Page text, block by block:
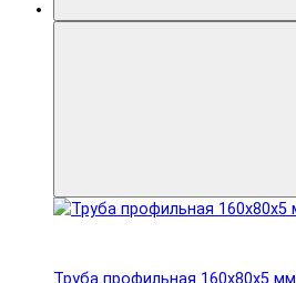
Труба профильная 160x80х5 мм